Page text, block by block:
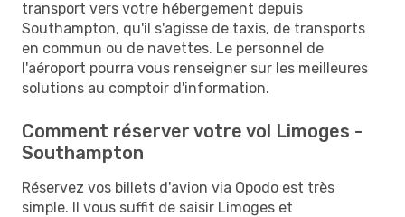
transport vers votre hébergement depuis
Southampton, qu'il s'agisse de taxis, de transports
en commun ou de navettes. Le personnel de
l'aéroport pourra vous renseigner sur les meilleures
solutions au comptoir d'information.
Comment réserver votre vol Limoges -
Southampton
Réservez vos billets d'avion via Opodo est très
simple. Il vous suffit de saisir Limoges et